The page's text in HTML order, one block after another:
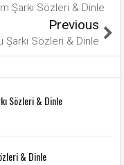
Şarkı Sözleri & Dinle
Previous
Şarkı Sözleri & Dinle
Sözleri & Dinle
& Dinle